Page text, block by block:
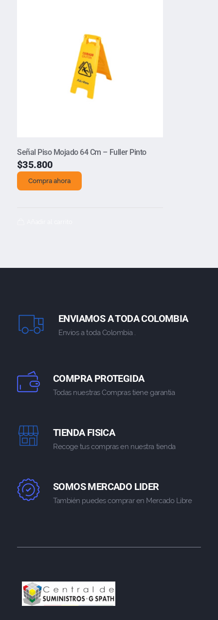
Señal Piso Mojado 64 Cm – Fuller Pinto
$35.800
Compra ahora
ENVIAMOS A TODA COLOMBIA
Envios a toda Colombia .
COMPRA PROTEGIDA
Todas nuestras Compras tiene garantia
TIENDA FISICA
Recoge tus compras en nuestra tienda
SOMOS MERCADO LIDER
También puedes comprar en Mercado Libre